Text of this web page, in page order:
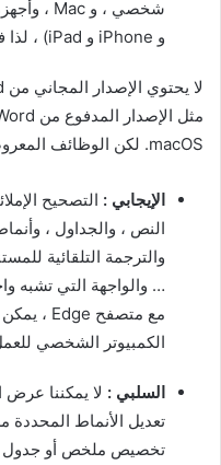
و iPhone و iPad) ، لذا فإن مستنداتك متاحة أيضًا.
macOS. لكن الوظائف المعروضة بعيدة كل البعد عن القصصية.
الإيجابي : التصحيح
النص ، والجداول ،
الكمبيوتر الشخصي
السلبي : لا يمكننا عرض
تعديل الأنماط المحددة
تخصيص ملخص أو جدول